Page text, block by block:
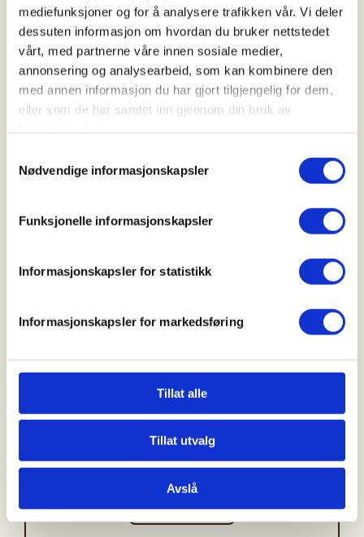
mediefunksjoner og for å analysere trafikken vår. Vi deler
dessuten informasjon om hvordan du bruker nettstedet
vårt, med partnerne våre innen sosiale medier,
annonsering og analysearbeid, som kan kombinere den
med annen informasjon du har gjort tilgjengelig for dem,
eller som de har samlet inn gjennom din bruk av
Nødvendige informasjonskapsler
Funksjonelle informasjonskapsler
Informasjonskapsler for statistikk
Informasjonskapsler for markedsføring
Tillat alle
Tillat utvalg
Avslå
1 av 3
har møtt ulovlige stengsler i strandsonen
Allemannsretten
4 av 10
barn og unge har hørt om allemannsretten
Se undersøkelsen
Sosiale medier